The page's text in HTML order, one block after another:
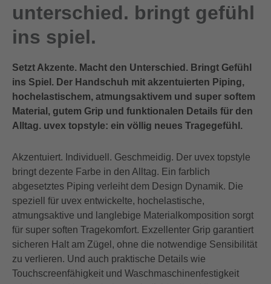
unterschied. bringt gefühl
ins spiel.
Setzt Akzente. Macht den Unterschied. Bringt Gefühl
ins Spiel. Der Handschuh mit akzentuierten Piping,
hochelastischem, atmungsaktivem und super softem
Material, gutem Grip und funktionalen Details für den
Alltag. uvex topstyle: ein völlig neues Tragegefühl.
Akzentuiert. Individuell. Geschmeidig. Der uvex topstyle
bringt dezente Farbe in den Alltag. Ein farblich
abgesetztes Piping verleiht dem Design Dynamik. Die
speziell für uvex entwickelte, hochelastische,
atmungsaktive und langlebige Materialkomposition sorgt
für super soften Tragekomfort. Exzellenter Grip garantiert
sicheren Halt am Zügel, ohne die notwendige Sensibilität
zu verlieren. Und auch praktische Details wie
Touchscreenfähigkeit und Waschmaschinenfestigkeit